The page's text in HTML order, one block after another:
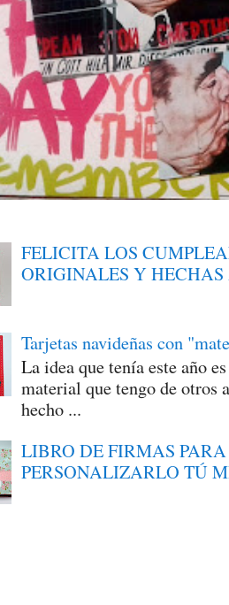
FELICITA LOS
ORIGINALES Y
Tarjetas navideñas con
La idea que tenía este año
material que tengo de otros
hecho ...
LIBRO DE FIRMAS
PERSONALIZARLO TÚ